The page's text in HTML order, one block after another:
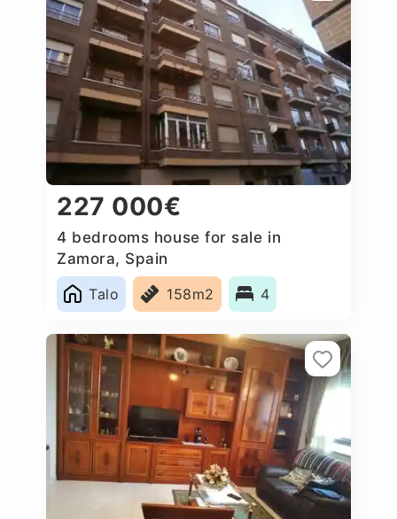
227 000€
4 bedrooms house for sale in
Zamora, Spain
Talo
158m2 4